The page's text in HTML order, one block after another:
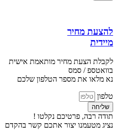
להצעת מחיר
מיידית
לקבלת הצעת מחיר מותאמת אישית
בוואטספ / סמס
נא מלאו את מספר הטלפון שלכם
טלפון
שליחה
תודה רבה, פרטיכם נקלטו !
נציג מטעמנו יצור אתכם קשר בהקדם